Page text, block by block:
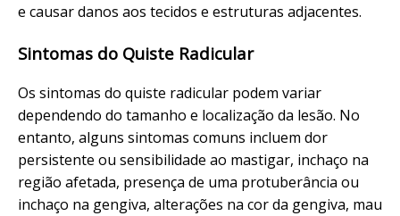
e causar danos aos tecidos e estruturas adjacentes.
Sintomas do Quiste Radicular
Os sintomas do quiste radicular podem variar
dependendo do tamanho e localização da lesão. No
entanto, alguns sintomas comuns incluem dor
persistente ou sensibilidade ao mastigar, inchaço na
região afetada, presença de uma protuberância ou
inchaço na gengiva, alterações na cor da gengiva, mau